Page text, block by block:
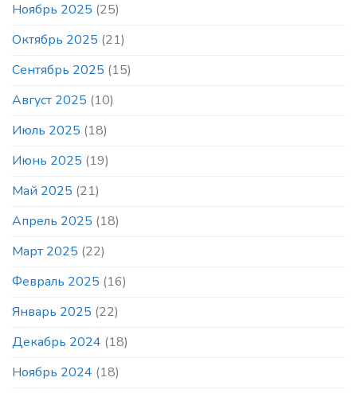
Ноябрь 2025 (25)
Октябрь 2025 (21)
Сентябрь 2025 (15)
Август 2025 (10)
Июль 2025 (18)
Июнь 2025 (19)
Май 2025 (21)
Апрель 2025 (18)
Март 2025 (22)
Февраль 2025 (16)
Январь 2025 (22)
Декабрь 2024 (18)
Ноябрь 2024 (18)